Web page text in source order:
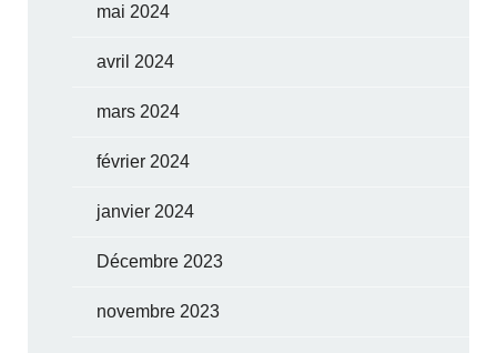
mai 2024
avril 2024
mars 2024
février 2024
janvier 2024
Décembre 2023
novembre 2023